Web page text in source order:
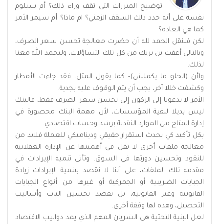
توضيح المبررات التي تقف وراء ذلك؟ أم سيلوم
نفسه على أنه حدد ذلك السقف الزمني؟ ام ماذا؟ أم سيمر الأمر
كما هي العادة؟
لكن فلنقل الحمد لله أن حضرت معالجة تحسن سعر الصرف،
وبالتالي أعفت بن بريك من كل تلك التساؤلات، وليحمد الله معنا
لذلك.
ولأن (الحلو ما يكملش)- كما يقول المثل، فقد جاءت الأمطار
وكشفت خللا آخر، يجب أن يتم الوقوف عليه بجدية.
الأمر لا يدعونا إلى الركون إلى تحسن سعر الصرف فقط، فالبنك
ليس بديلا لبقية المؤسسات، لأن مهمة البنك محصورة في
إدارة المتاح من الموارد النقدية برشد وحساب اقتصادي.
بكل تأكيد كي يحدث استقرار حقيقي وديناميكي للعملة فلابد من
معالجة ملفات أخرى لا تقل في أهميتها عن الإدارة العقلانية
للنقود وتحسين دورتها في السوق. وتأتي تنمية الإيرادات في
مقدمة تلك الملفات، على أننا لا نقصد بتنمية الإيرادات زيادة
الجبايات الضريبية أو الجمركية أو غيرها من أنواع الجبايات
القانونية وغير القانونية، بل نقصد تحسين آليات وأساليب
التحصيل، وهذه لها وقفة أخرى.
لعل البنية التحتية هي الشريان المهم الذي يمد دواليب الاقتصاد